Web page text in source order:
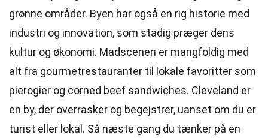
grønne områder. Byen har også en rig historie med
industri og innovation, som stadig præger dens
kultur og økonomi. Madscenen er mangfoldig med
alt fra gourmetrestauranter til lokale favoritter som
pierogier og corned beef sandwiches. Cleveland er
en by, der overrasker og begejstrer, uanset om du er
turist eller lokal. Så næste gang du tænker på en